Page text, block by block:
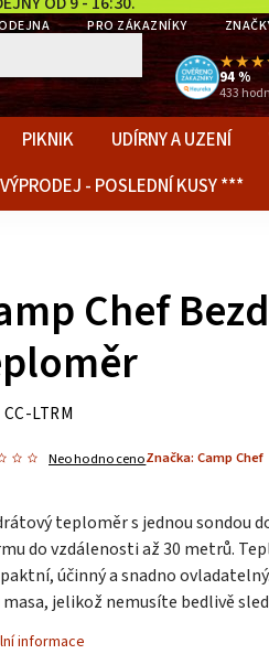
PRO ZÁKAZNÍKY
94 %
433
PIKNIK UDÍRNY A UZENÍ
- POSLEDNÍ KUSY ***
Chef
CC-LTRM
NeohodnocenoZnačka:Camp Chef
teploměr s jednou sondou
do vzdálenosti až 30 metrů.
účinný a snadno
masa, jelikož nemusíte bedlivě
informace